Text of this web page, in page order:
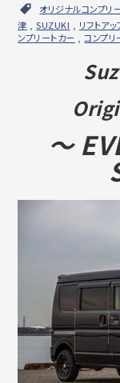
オリジナルコンプリ
津 ,SUZUKI リフトアッ
ンプリートカー
,コンプリ
～